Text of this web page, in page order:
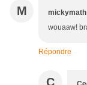
M mickymath
wouaaw!
Répondre
C